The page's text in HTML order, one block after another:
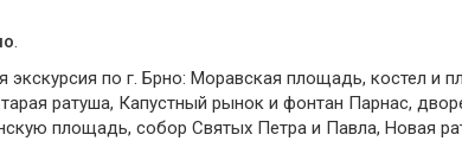
.
экскурсия по г. Брно: Моравская площадь, костел и
ратуша, Капустный рынок и фонтан Парнас,
площадь, собор Святых Петра и Павла, Новая